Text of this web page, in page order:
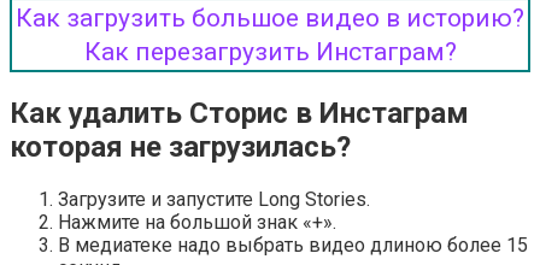
Как загрузить большое видео в историю?
Как перезагрузить Инстаграм?
Как удалить Сторис в Инстаграм
которая не загрузилась?
Загрузите и запустите Long Stories.
Нажмите на большой знак «+».
В медиатеке надо выбрать видео длиною более 15